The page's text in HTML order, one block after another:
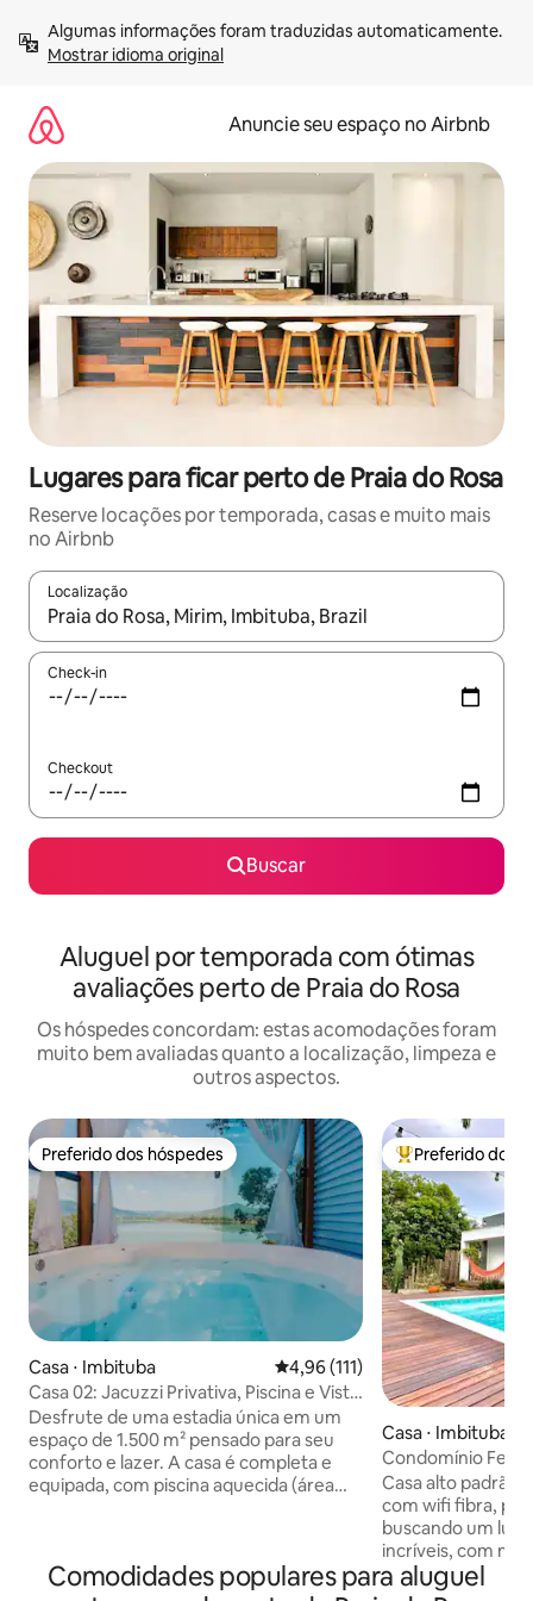
para
Mostrar idioma original
Anuncie seu espaço no Airbnb
Lugares para ficar perto de Praia do Rosa
Reserve locações por temporada, casas e muito mais
no Airbnb
Localização
Quando os resultados estiverem disponíveis, explore-os
Check-in
Checkout
Buscar
Aluguel por temporada com ótimas
avaliações perto de Praia do Rosa
Os hóspedes concordam: estas acomodações foram
muito bem avaliadas quanto a localização, limpeza e
outros aspectos.
Preferido dos hóspedes
Preferido dos hóspedes
Casa ⋅ Imbituba 4,96 de uma avaliação média
4,96 (111)
Casa 02: Jacuzzi Privativa, Piscina e Vista
Lagoa
Desfrute de uma estadia única em um
espaço de 1.500 m² pensado para seu
conforto e lazer. A casa é completa e
equipada, com piscina aquecida (área
stand up paddle, caiaque e outras
Entre os
Preferido dos
Casa ⋅ Imbituba
Condomínio
Casa alto padrão com
com wifi fibra,
buscando um
incríveis, com
segurança e
em condomínio
Comodidades populares para aluguel